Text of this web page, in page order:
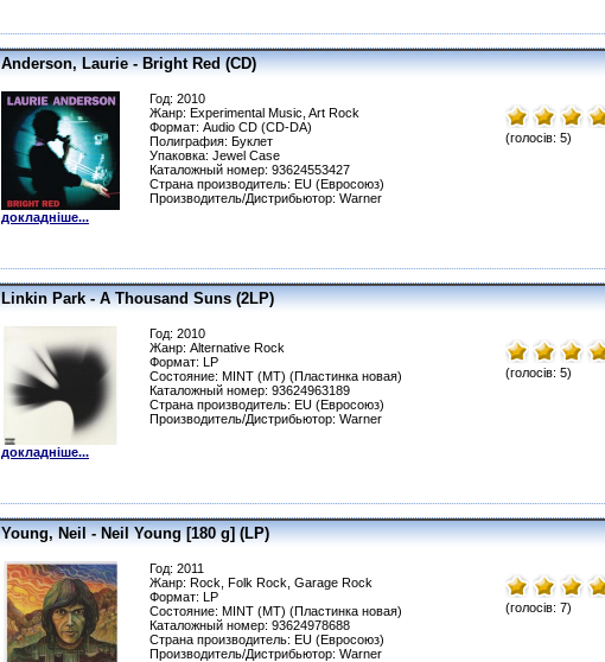
Anderson, Laurie - Bright Red (CD)
докладніше...
(голосів: 5)
Год: 2010
Жанр: Experimental Music, Art Rock
Формат: Audio CD (CD-DA)
Полиграфия: Буклет
Упаковка: Jewel Сase
Каталожный номер: 93624553427
Страна производитель: EU (Евросоюз)
Производитель/Дистрибьютор: Warner
Linkin Park - A Thousand Suns (2LP)
докладніше...
(голосів: 5)
Год: 2010
Жанр: Alternative Rock
Формат: LP
Состояние: MINT (MT) (Пластинка новая)
Каталожный номер: 93624963189
Страна производитель: EU (Евросоюз)
Производитель/Дистрибьютор: Warner
Young, Neil - Neil Young [180 g] (LP)
(голосів: 7)
Год: 2011
Жанр: Rock, Folk Rock, Garage Rock
Формат: LP
Состояние: MINT (MT) (Пластинка новая)
Каталожный номер: 93624978688
Страна производитель: EU (Евросоюз)
Производитель/Дистрибьютор: Warner